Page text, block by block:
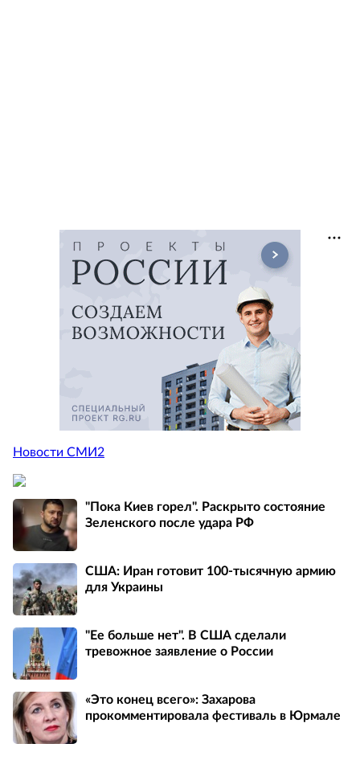
Новости СМИ2
"Пока Киев горел". Раскрыто состояние
Зеленского после удара РФ
США: Иран готовит 100-тысячную армию
для Украины
"Ее больше нет". В США сделали
тревожное заявление о России
«Это конец всего»: Захарова
прокомментировала фестиваль в Юрмале